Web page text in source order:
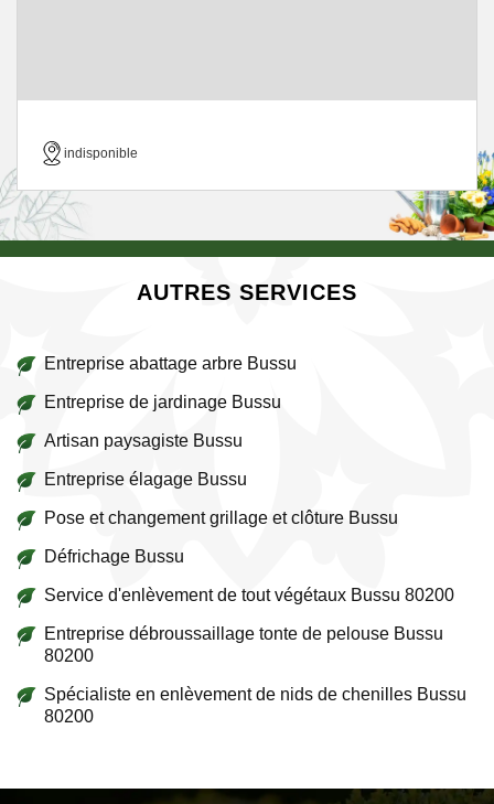
indisponible
AUTRES SERVICES
Entreprise abattage arbre Bussu
Entreprise de jardinage Bussu
Artisan paysagiste Bussu
Entreprise élagage Bussu
Pose et changement grillage et clôture Bussu
Défrichage Bussu
Service d'enlèvement de tout végétaux Bussu 80200
Entreprise débroussaillage tonte de pelouse Bussu
80200
Spécialiste en enlèvement de nids de chenilles Bussu
80200